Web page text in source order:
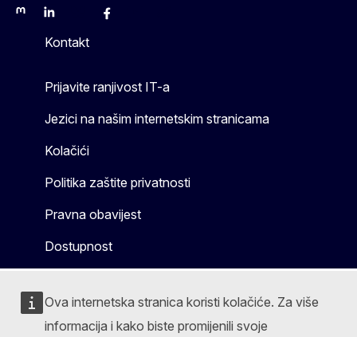
Ova internetska stranica koristi kolačiće. Za više
informacija i kako biste promijenili svoje
MastodonLinkedInBlueskyFacebook
Kontakt
Prijavite ranjivost IT-a
Jezici na našim internetskim stranicama
Kolačići
Politika zaštite privatnosti
Pravna obavijest
Dostupnost